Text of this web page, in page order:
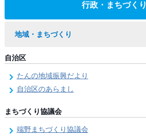
行政・まちづくり
地域・まちづくり
自治区
たんの地域振興だより
自治区のあらまし
まちづくり協議会
端野まちづくり協議会